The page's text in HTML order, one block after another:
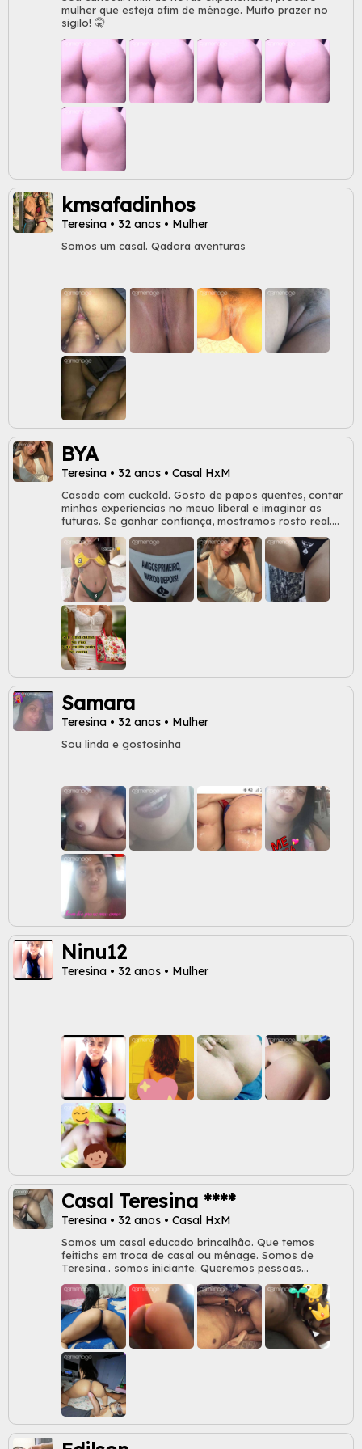
mulher que esteja afim de ménage. Muito prazer no
sigilo! 🤫
kmsafadinhos
Teresina • 32 anos • Mulher
Somos um casal. Qadora aventuras
BYA
Teresina • 32 anos • Casal HxM
Casada com cuckold. Gosto de papos quentes, contar
minhas experiencias no meuo liberal e imaginar as
futuras. Se ganhar confiança, mostramos rosto real.
Samara
Teresina • 32 anos • Mulher
Sou linda e gostosinha
Ninu12
Teresina • 32 anos • Mulher
Casal Teresina ****
Teresina • 32 anos • Casal HxM
Somos um casal educado brincalhão. Que temos
feitichs em troca de casal ou ménage. Somos de
Teresina.. somos iniciante. Queremos pessoas